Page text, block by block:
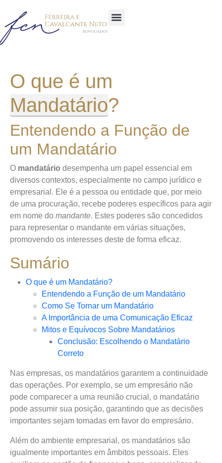
O que é um
Mandatário?
Entendendo a Função de
um Mandatário
O mandatário desempenha um papel essencial em
diversos contextos, especialmente no campo jurídico e
empresarial. Ele é a pessoa ou entidade que, por meio
de uma procuração, recebe poderes específicos para agir
em nome do mandante. Estes poderes são concedidos
para representar o mandante em várias situações,
promovendo os interesses deste de forma eficaz.
Sumário
O que é um Mandatário?
Entendendo a Função de um Mandatário
Como Se Tornar um Mandatário
A Importância de uma Comunicação Eficaz
Mitos e Equívocos Sobre Mandatários
Conclusão: Escolhendo o Mandatário
Correto
Nas empresas, os mandatários garantem a continuidade
das operações. Por exemplo, se um empresário não
pode comparecer a uma reunião crucial, o mandatário
pode assumir sua posição, garantindo que as decisões
importantes sejam tomadas em favor do empresário.
Além do ambiente empresarial, os mandatários são
igualmente importantes em âmbitos pessoais. Eles